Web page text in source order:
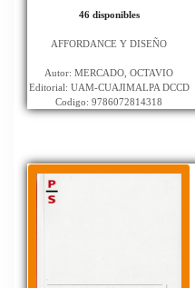
46 disponibles
AFFORDANCE Y DISEÑO
Autor: MERCADO, OCTAVIO
Editorial: UAM-CUAJIMALPA DCCD
Codigo: 9786072814318